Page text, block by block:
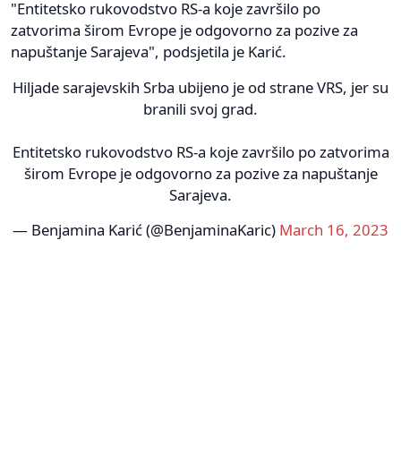
"Entitetsko rukovodstvo RS-a koje završilo po
zatvorima širom Evrope je odgovorno za pozive za
napuštanje Sarajeva", podsjetila je Karić.
Hiljade sarajevskih Srba ubijeno je od strane VRS, jer su
branili svoj grad.
Entitetsko rukovodstvo RS-a koje završilo po zatvorima
širom Evrope je odgovorno za pozive za napuštanje
Sarajeva.
— Benjamina Karić (@BenjaminaKaric) March 16, 2023